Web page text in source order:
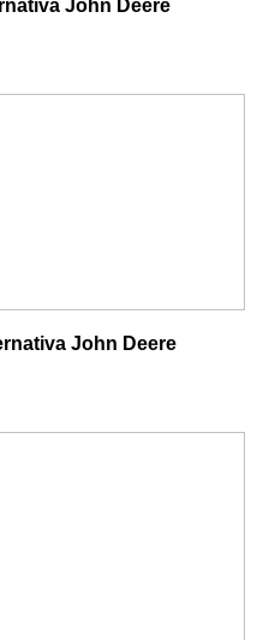
John Deere
John Deere